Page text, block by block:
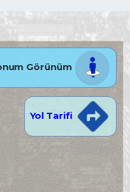
Görünüm
Yol Tarifi